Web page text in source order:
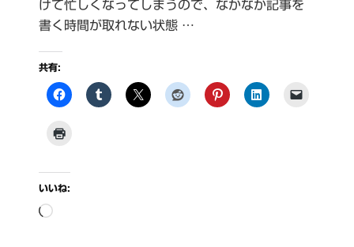
けて忙しくなってしまうので、なかなか記事を
書く時間が取れない状態 …
共有:
いいね:
読